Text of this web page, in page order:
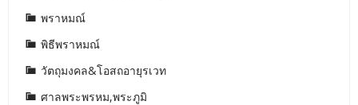
พราหมณ์
พิธีพราหมณ์
วัตถุมงคล&โอสถอายุรเวท
ศาลพระพรหม,พระภูมิ